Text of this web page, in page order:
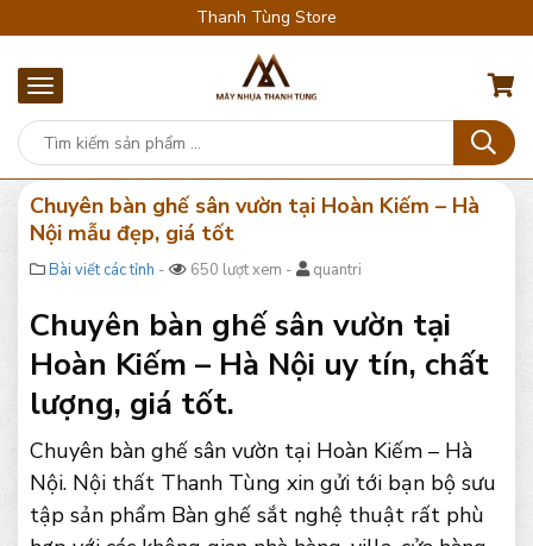
Thanh Tùng Store
Chuyên bàn ghế sân vườn tại Hoàn Kiếm – Hà
Nội mẫu đẹp, giá tốt
Bài viết các tỉnh - 650 lượt xem - quantri
Chuyên bàn ghế sân vườn tại
Hoàn Kiếm – Hà Nội uy tín, chất
lượng, giá tốt.
Chuyên bàn ghế sân vườn tại Hoàn Kiếm – Hà
Nội. Nội thất Thanh Tùng xin gửi tới bạn bộ sưu
tập sản phẩm Bàn ghế sắt nghệ thuật rất phù